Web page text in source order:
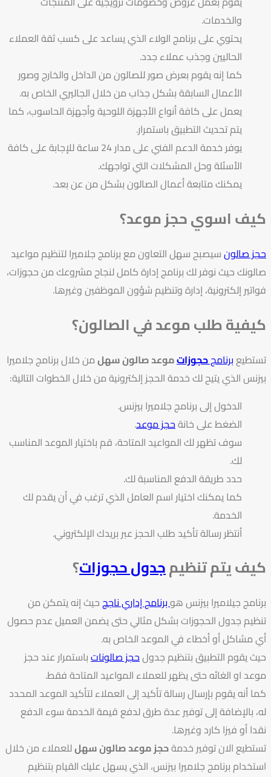
والخدمات.
يحتوي على برنامج الولاء الذي يساعد على كسب ثقة العملاء
الحاليين وجذب عملاء جدد.
كما إنه يقوم بعرض صور للصالون من الداخل والخارج وصور
الأعمال السابقة بشكل جذاب من خلال الجاليري الخاص به.
يعمل على كافة أنواع الأجهزة اللوحية وأجهزة الحاسوب، كما
يتم تحديث التطبيق باستمرار.
يوفر خدمة الدعم الفني على مدار 24 ساعة للإجابة على كافة
الأسئلة وحل المشكلات التي تواجهك.
يمكنك متابعة أعمال الصالون بشكل من عن بعد.
كيف اسوي حجز موعد؟
حجز صالونسيصبح سهل التعاون مع برنامج جلاميرا لتنظيم مواعيد
صالونك حيث نوفر لك برنامج إدارة كامل لنجاح مشروعك من حجوزات،
فواتير إلكترونية، إدارة وتنظيم شؤون الموظفين وغيرها.
كيفية طلب موعد في الصالون؟
تستطيعبرنامجحجوزاتموعد صالون سهلمن خلال برنامج جلاميرا
بيزنس الذي يتيح لك خدمة الحجز إلكترونية من خلال الخطوات التالية:
الدخول إلى برنامج جلاميرا بيزنس.
الضغط على خانةحجز موعد.
سوف تظهر لك المواعيد المتاحة، قم باختيار الموعد المناسب
لك.
حدد طريقة الدفع المناسبة لك.
كما يمكنك اختيار اسم العامل الذي ترغب في أن يقدم لك
الخدمة.
أنتظر رسالة تأكيد طلب الحجز عبر بريدك الإلكتروني.
كيف يتم تنظيمجدول حجوزات؟
برنامج جيلاميرا بيزنس هوبرنامج إداري ناجححيث إنه يتمكن من
تنظيم جدول الحجوزات بشكل مثالي حتى يضمن العميل عدم حصول
أي مشاكل أو أخطاء في الموعد الخاص به.
حيث يقوم التطبيق بتنظيم جدولحجز صالوناتباستمرار عند حجز
موعد او الغائه حتى يظهر للعملاء المواعيد المتاحة فقط.
كما أنه يقوم بإرسال رسالة تأكيد إلى العملاء لتأكيد الموعد المحدد
له، بالإضافة إلى توفير عدة طرق لدفع قيمة الخدمة سوء الدفع
نقدا أو فيزا كارد وغيرها.
تستطيع الان توفير خدمةحجز موعد صالون سهلللعملاء من خلال
استخدام برنامج جلاميرا بيزنس، الذي يسهل عليك القيام بتنظيم